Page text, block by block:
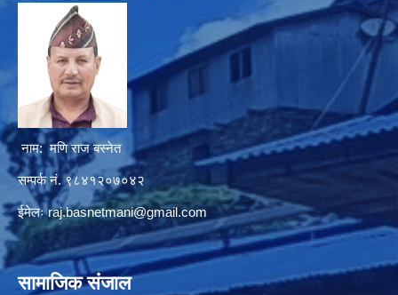
नाम: मणि राज बस्नेत
सम्पर्क नं. ९८४१२०७०४२
ईमेलःraj.basnetmani@gmail.com
सामाजिक संजाल